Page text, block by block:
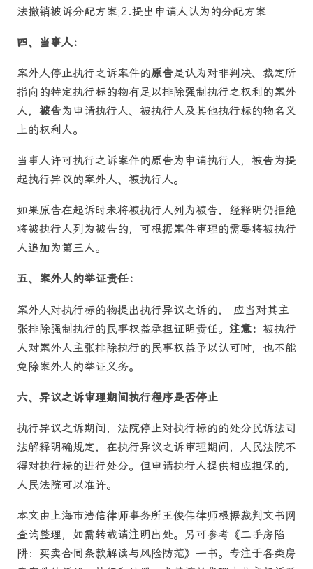
法撤销被诉分配方案;2.提出申请人认为的分配方案
四、当事人：
案外人停止执行之诉案件的原告是认为对非判决、裁定所
指向的特定执行标的物有足以排除强制执行之权利的案外
人， 被告为申请执行人、被执行人及其他执行标的物名义
上的权利人。
当事人许可执行之诉案件的原告为申请执行人，被告为提
起执行异议的案外人、被执行人。
如果原告在起诉时未将被执行人列为被告，经释明仍拒绝
将被执行人列为被告的，可根据案件审理的需要将被执行
人追加为第三人。
五、案外人的举证责任：
案外人对执行标的物提出执行异议之诉的， 应当对其主
张排除强制执行的民事权益承担证明责任。 注意： 被执行
人对案外人主张排除执行的民事权益予以认可时，也不能
免除案外人的举证义务。
六、异议之诉审理期间执行程序是否停止
执行异议之诉期间，法院停止对执行标的的处分民诉法司
法解释明确规定，在执行异议之诉审理期间，人民法院不
得对执行标的进行处分。但申请执行人提供相应担保的，
人民法院可以准许。
本文由上海市浩信律师事务所王俊伟律师根据裁判文书网
查询整理，如需转载请注明出处。另可参考《二手房陷
阱：买卖合同条款解读与风险防范》一书。专注于各类房